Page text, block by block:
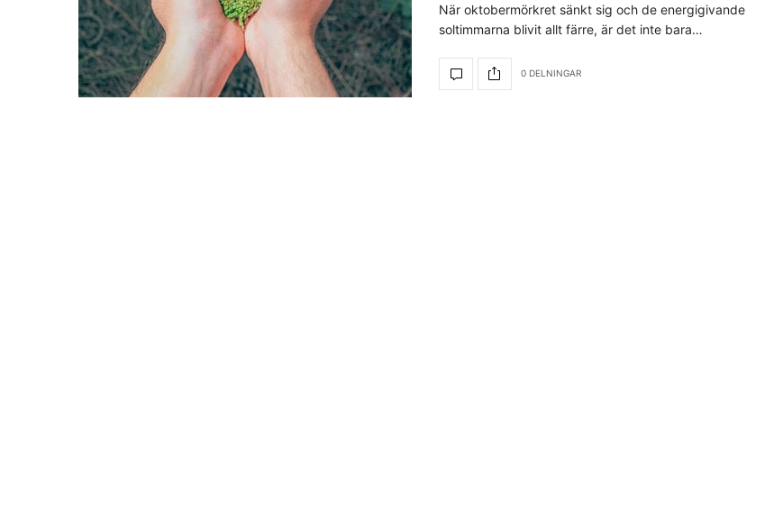
När oktobermörkret sänkt sig och de energigivande
soltimmarna blivit allt färre, är det inte bara…
0 DELNINGAR